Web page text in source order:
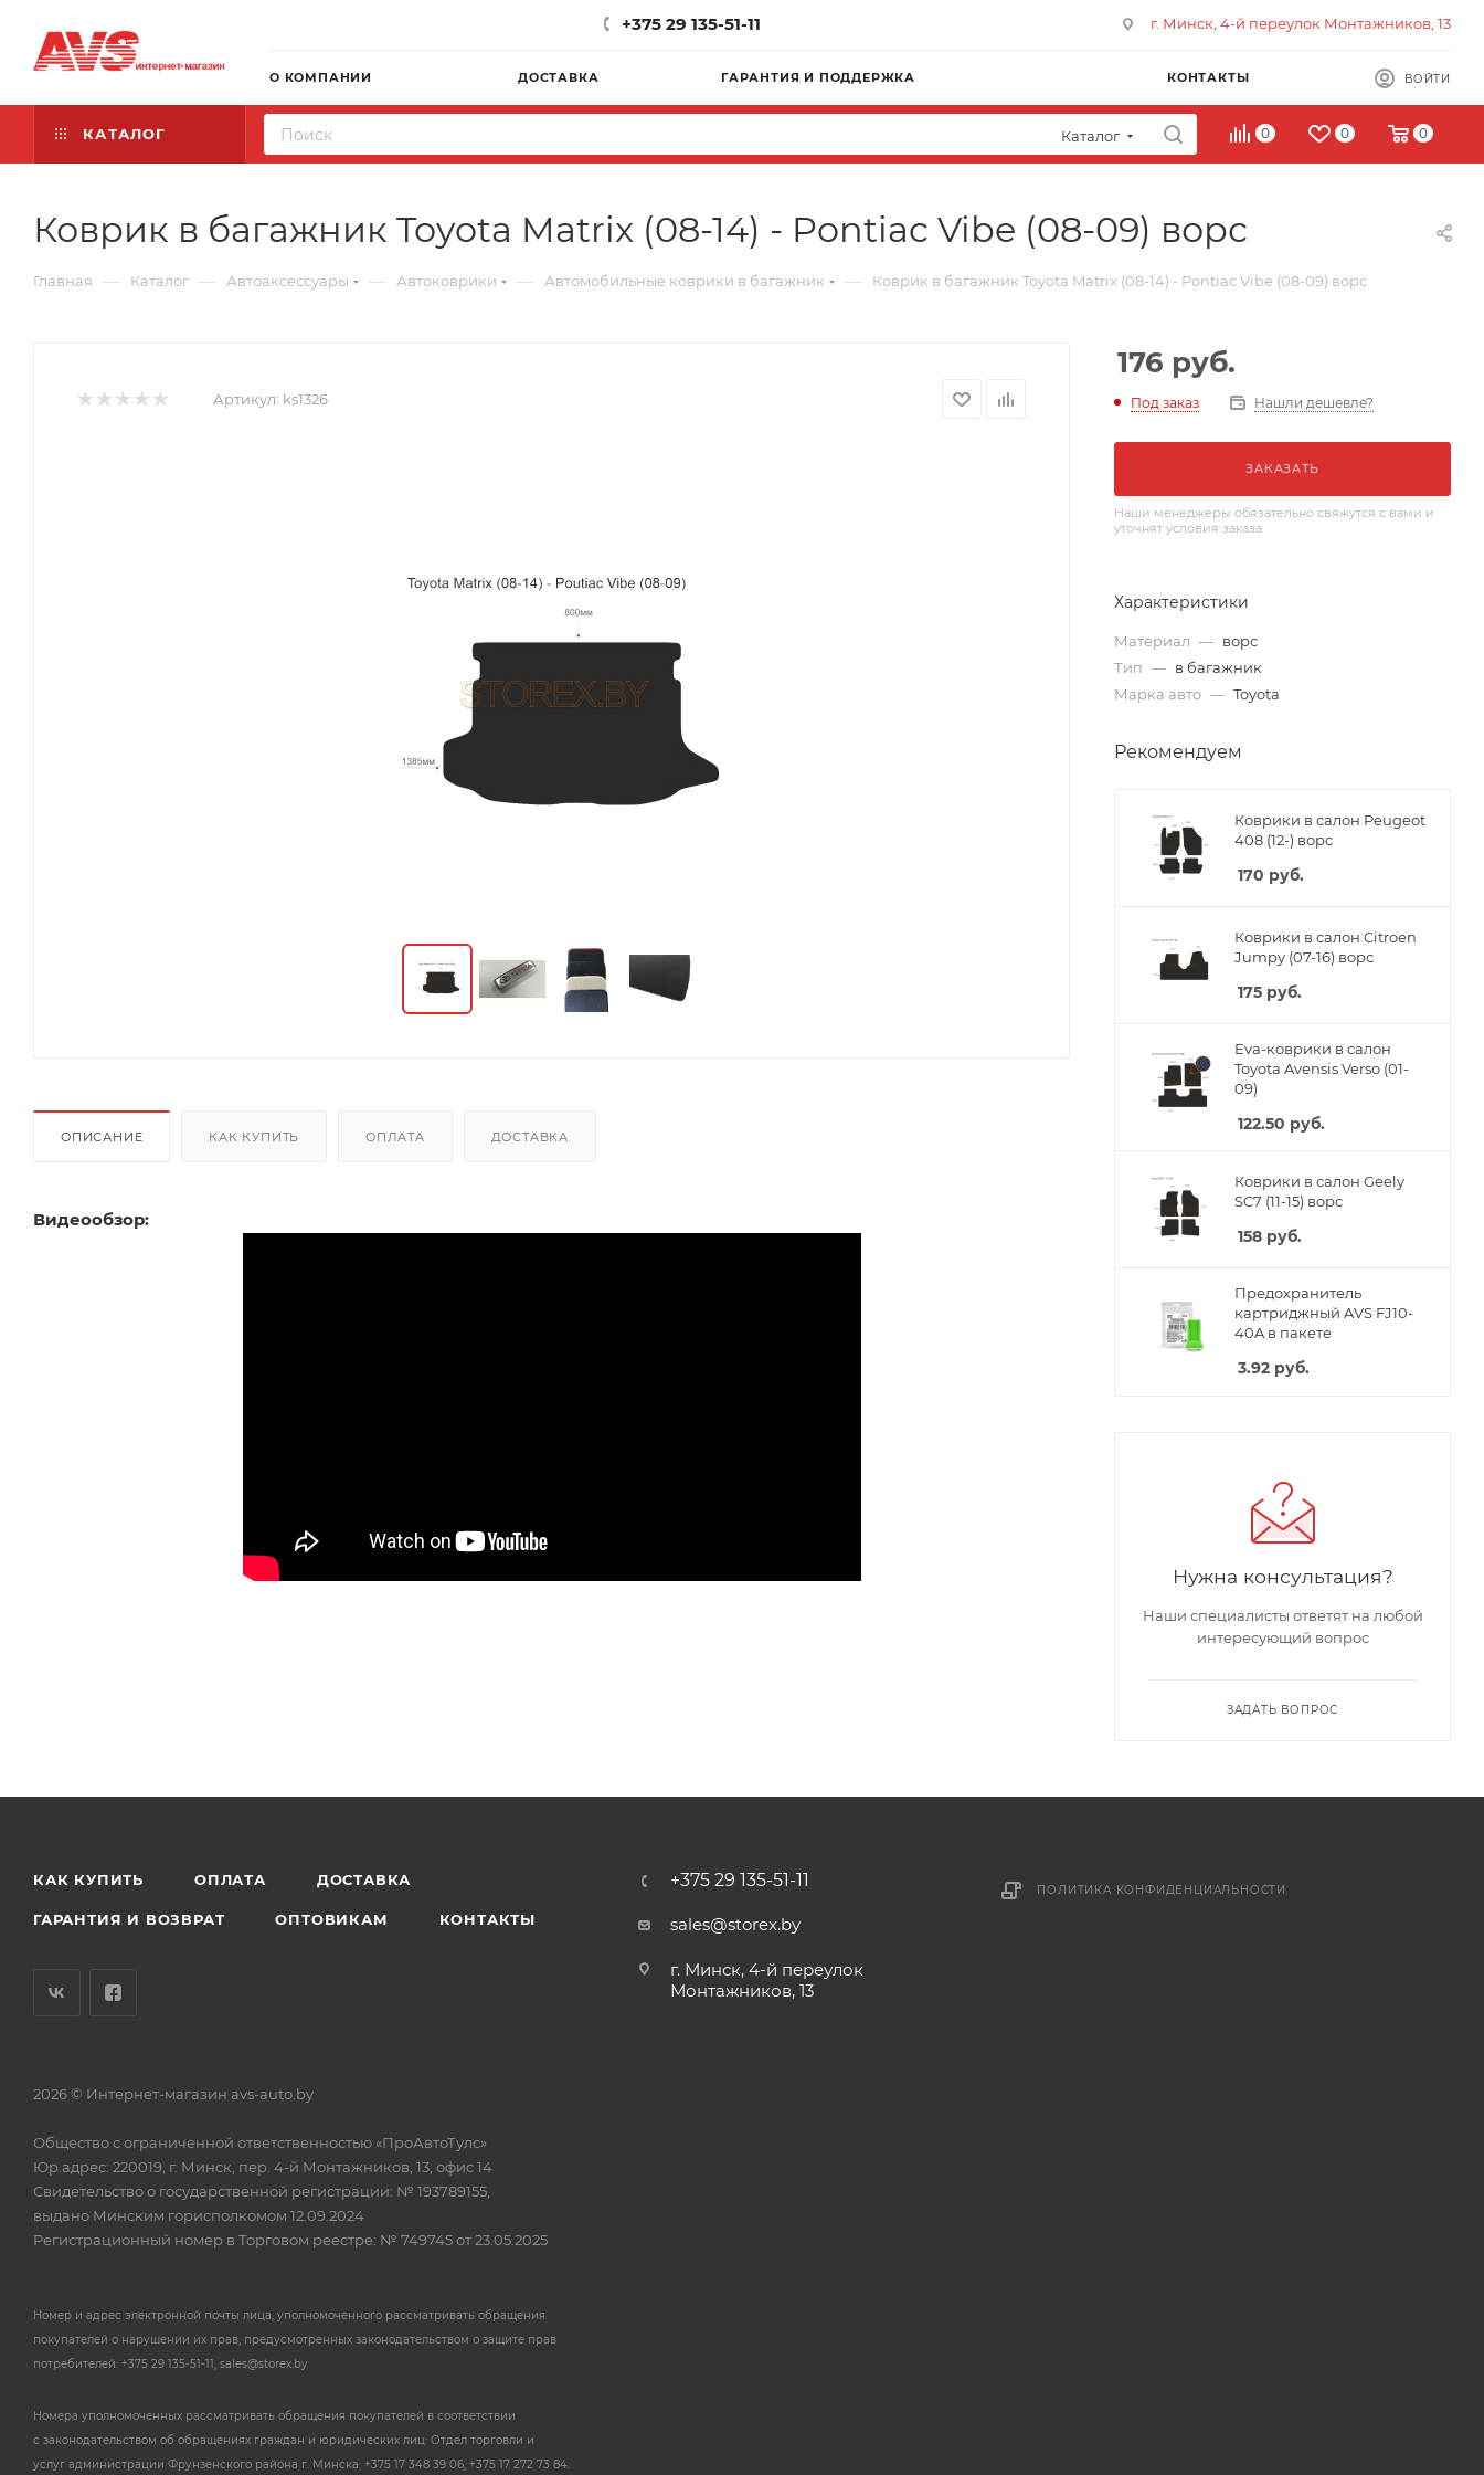
+375 29 135-51-11 г. Минск, 4-й переулок Монтажников, 13
О КОМПАНИИ ДОСТАВКА ГАРАНТИЯ И ПОДДЕРЖКА КОНТАКТЫ ВОЙТИ
КАТАЛОГ Каталог 0 0 0
Коврик в багажник Toyota Matrix (08-14) - Pontiac Vibe (08-09) ворс
Главная — Каталог — Автоаксессуары — Автоковрики — Автомобильные коврики в багажник — Коврик в багажник Toyota Matrix (08-14) - Pontiac Vibe (08-09) ворс
Артикул: ks1326
ОПИСАНИЕ КАК КУПИТЬ ОПЛАТА ДОСТАВКА
Видеообзор:
176 руб.
Под заказ Нашли дешевле?
ЗАКАЗАТЬ
Наши менеджеры обязательно свяжутся с вами и
уточнят условия заказа
Характеристики
Материал — ворс
Тип — в багажник
Марка авто — Toyota
Рекомендуем
Коврики в салон Peugeot
408 (12-) ворс
170 руб.
Коврики в салон Citroen
Jumpy (07-16) ворс
175 руб.
Eva-коврики в салон
Toyota Avensis Verso (01-
09)
122.50 руб.
Коврики в салон Geely
SC7 (11-15) ворс
158 руб.
Предохранитель
картриджный AVS FJ10-
40A в пакете
3.92 руб.
Нужна консультация?
Наши специалисты ответят на любой
интересующий вопрос
ЗАДАТЬ ВОПРОС
КАК КУПИТЬ ОПЛАТА ДОСТАВКА
ГАРАНТИЯ И ВОЗВРАТ ОПТОВИКАМ КОНТАКТЫ
+375 29 135-51-11
sales@storex.by
г. Минск, 4-й переулок
Монтажников, 13
ПОЛИТИКА КОНФИДЕНЦИАЛЬНОСТИ
2026 © Интернет-магазин avs-auto.by
Общество с ограниченной ответственностью «ПроАвтоТулс»
Юр.адрес: 220019, г. Минск, пер. 4-й Монтажников, 13, офис 14
Свидетельство о государственной регистрации: № 193789155,
выдано Минским горисполкомом 12.09.2024
Регистрационный номер в Торговом реестре: № 749745 от 23.05.2025
Номер и адрес электронной почты лица, уполномоченного рассматривать обращения
покупателей о нарушении их прав, предусмотренных законодательством о защите прав
потребителей: +375 29 135-51-11, sales@storex.by
Номера уполномоченных рассматривать обращения покупателей в соответствии
с законодательством об обращениях граждан и юридических лиц: Отдел торговли и
услуг администрации Фрунзенского района г. Минска: +375 17 348 39 06, +375 17 272 73 84.